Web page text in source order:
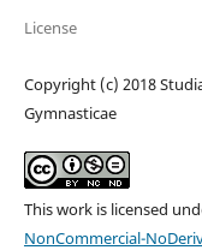
License
Copyright (c) 2018
Gymnasticae
This work is licensed
NonCommercial-